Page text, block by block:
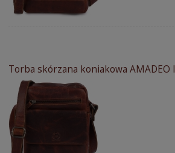
Torba skórzana koniakowa AMADEO I